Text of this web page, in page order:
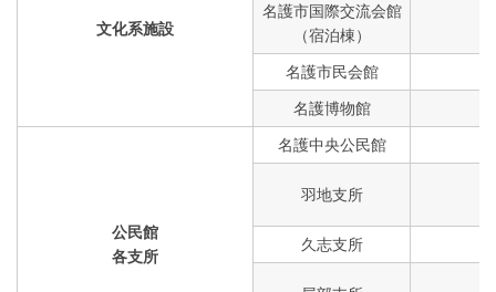
文化系施設
名護市国際交流会館
（宿泊棟）
名護市民会館
名護博物館
公民館
各支所
名護中央公民館
羽地支所
久志支所